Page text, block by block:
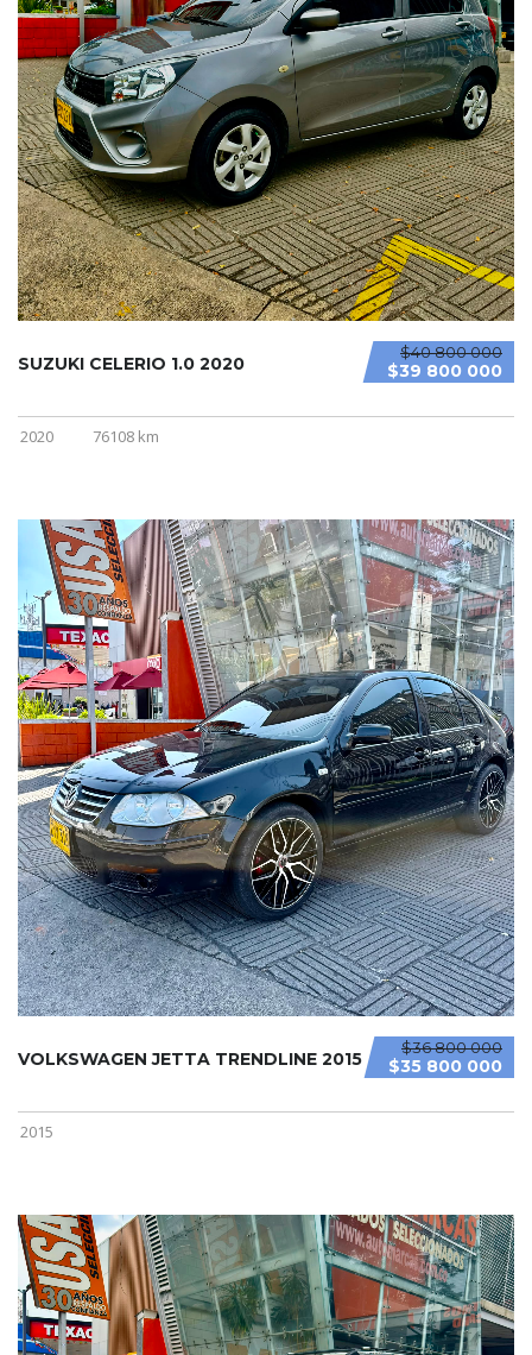
$40 800 000
$39 800 000
SUZUKI CELERIO 1.0 2020
2020 76108 km
$36 800 000
$35 800 000
VOLKSWAGEN JETTA TRENDLINE 2015
2015